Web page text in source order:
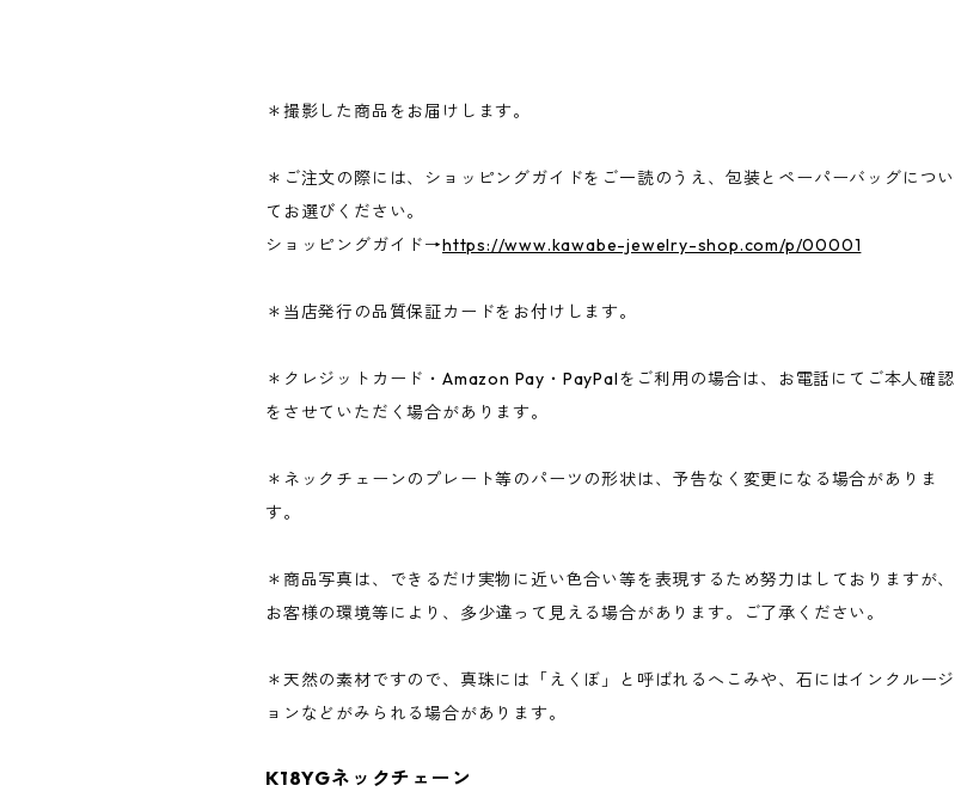
＊撮影した商品をお届けします。
＊ご注文の際には、ショッピングガイドをご一読のうえ、包装とペーパーバッグについ
てお選びください。
ショッピングガイド→https://www.kawabe-jewelry-shop.com/p/00001
＊当店発行の品質保証カードをお付けします。
＊クレジットカード・Amazon Pay・PayPalをご利用の場合は、お電話にてご本人確認
をさせていただく場合があります。
＊ネックチェーンのプレート等のパーツの形状は、予告なく変更になる場合がありま
す。
＊商品写真は、できるだけ実物に近い色合い等を表現するため努力はしておりますが、
お客様の環境等により、多少違って見える場合があります。ご了承ください。
＊天然の素材ですので、真珠には「えくぼ」と呼ばれるへこみや、石にはインクルージ
ョンなどがみられる場合があります。
K18YGネックチェーン